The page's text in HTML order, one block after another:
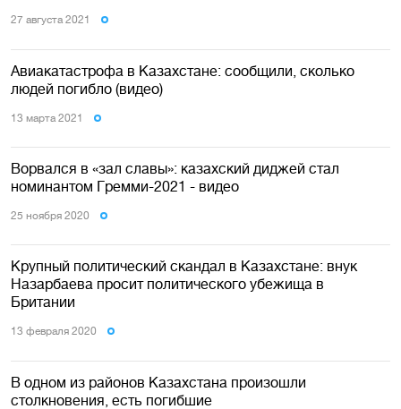
27 августа 2021
Авиакатастрофа в Казахстане: сообщили, сколько
людей погибло (видео)
13 марта 2021
Ворвался в «зал славы»: казахский диджей стал
номинантом Гремми-2021 - видео
25 ноября 2020
Крупный политический скандал в Казахстане: внук
Назарбаева просит политического убежища в
Британии
13 февраля 2020
В одном из районов Казахстана произошли
столкновения, есть погибшие